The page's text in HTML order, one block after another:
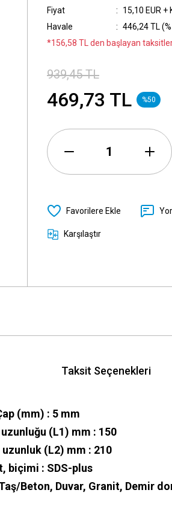
Fiyat
15,10 EUR +
Havale
446,24 TL
*156,58 TL den başlayan
939,45 TL
469,73 TL %50
Karşılaştır
Taksit Seçenekleri
(mm) : 5 mm
uzunluğu (L1) mm : 150
(L2) mm : 210
biçimi : SDS-plus
Beton, Duvar, Granit, Demir